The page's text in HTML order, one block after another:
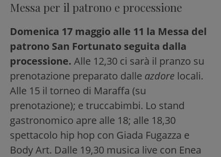
Messa per il patrono e processione
Domenica 17 maggio alle 11 la Messa del
patrono San Fortunato seguita dalla
processione. Alle 12,30 ci sarà il pranzo su
prenotazione preparato dalle azdore locali.
Alle 15 il torneo di Maraffa (su
prenotazione); e truccabimbi. Lo stand
gastronomico apre alle 18; alle 18,30
spettacolo hip hop con Giada Fugazza e
Body Art. Dalle 19,30 musica live con Enea